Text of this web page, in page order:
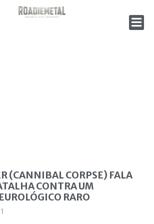
(CANNIBAL CORPSE) FALA
CONTRA UM
RARO